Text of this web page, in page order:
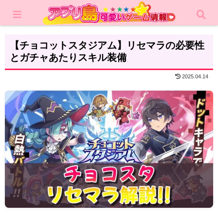
攻略記事 リセマラ
【チョコットスタジアム】リセマラの必要性
とガチャあたりスキル装備
2025.04.14